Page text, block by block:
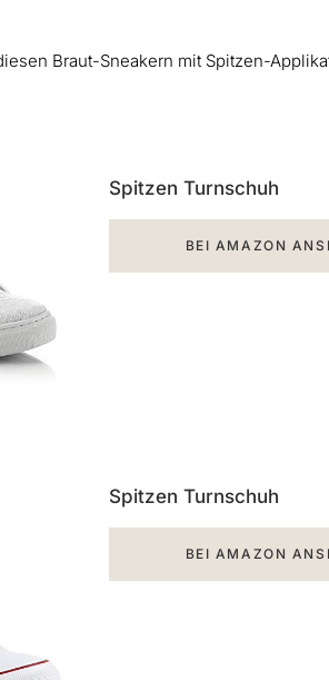
Braut-Sneakern mit Spitzen-
Spitzen Turnschuh
BEI AMAZON
Spitzen Turnschuh
BEI AMAZON